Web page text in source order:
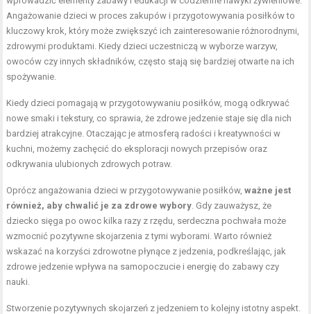
Angażowanie dzieci w proces zakupów i przygotowywania posiłków to
kluczowy krok, który może zwiększyć ich zainteresowanie różnorodnymi,
zdrowymi produktami. Kiedy dzieci uczestniczą w wyborze warzyw,
owoców czy innych składników, często stają się bardziej otwarte na ich
spożywanie.
Kiedy dzieci pomagają w przygotowywaniu posiłków, mogą odkrywać
nowe smaki i tekstury, co sprawia, że zdrowe jedzenie staje się dla nich
bardziej atrakcyjne. Otaczając je atmosferą radości i kreatywności w
kuchni, możemy zachęcić do eksploracji nowych przepisów oraz
odkrywania ulubionych zdrowych potraw.
Oprócz angażowania dzieci w przygotowywanie posiłków,ważne jest
również, aby chwalić je za zdrowe wybory. Gdy zauważysz, że
dziecko sięga po owoc kilka razy z rzędu, serdeczna pochwała może
wzmocnić pozytywne skojarzenia z tymi wyborami. Warto również
wskazać na korzyści zdrowotne płynące z jedzenia, podkreślając, jak
zdrowe jedzenie wpływa na samopoczucie i energię do zabawy czy
nauki.
Stworzenie pozytywnych skojarzeń z jedzeniem to kolejny istotny aspekt.